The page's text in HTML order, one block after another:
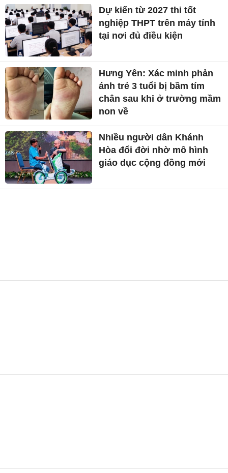
Dự kiến từ 2027 thi tốt
nghiệp THPT trên máy tính
tại nơi đủ điều kiện
Hưng Yên: Xác minh phản
ánh trẻ 3 tuổi bị bầm tím
chân sau khi ở trường mầm
non về
Nhiều người dân Khánh
Hòa đổi đời nhờ mô hình
giáo dục cộng đồng mới